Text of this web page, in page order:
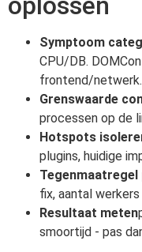
Symptoom
CPU/DB.
frontend/netwerk.
Grenswaarde
processen op de
Hotspots
plugins, huidige
fix, aantal
Resultaat meten
smoortijd - pas